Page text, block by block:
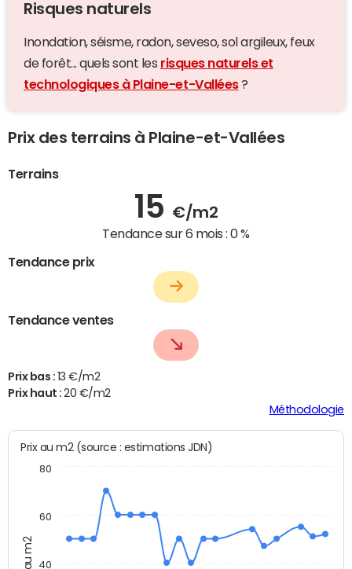
Risques naturels
Inondation, séisme, radon, seveso, sol argileux, feux
de forêt... quels sont les risques naturels et
technologiques à Plaine-et-Vallées?
Prix des terrains à Plaine-et-Vallées
Terrains
15 €/m2
Tendance sur 6 mois :0 %
Tendance prix
Tendance ventes
Prix bas : 13 €/m2
Prix haut :20 €/m2
Méthodologie
Prix au m2 (source : estimations JDN)
40
60
80